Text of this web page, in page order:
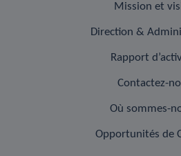
Mission et
Direction &
Rapport
Contactez-
Où sommes-
Opportunités de